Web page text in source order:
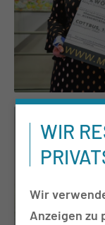
WIR
Wir
Anzeigen zu